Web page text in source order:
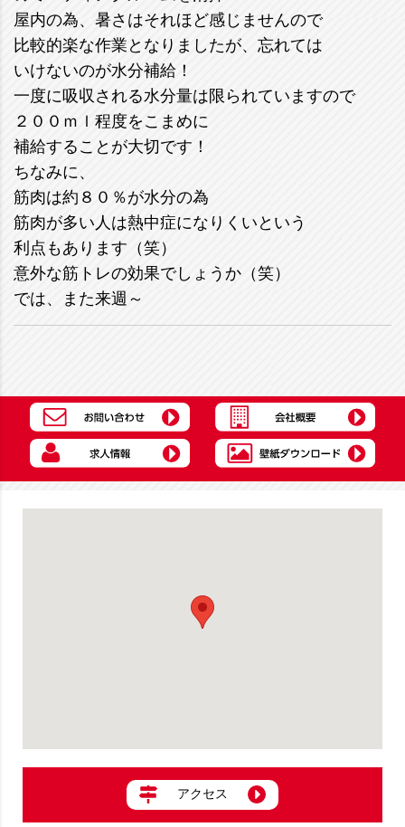
屋内の為、暑さはそれほど感じませんので
比較的楽な作業となりましたが、忘れては
いけないのが水分補給！
一度に吸収される水分量は限られていますので
２００ｍｌ程度をこまめに
補給することが大切です！
ちなみに、
筋肉は約８０％が水分の為
筋肉が多い人は熱中症になりくいという
利点もあります（笑）
意外な筋トレの効果でしょうか（笑）
では、また来週～
アクセス